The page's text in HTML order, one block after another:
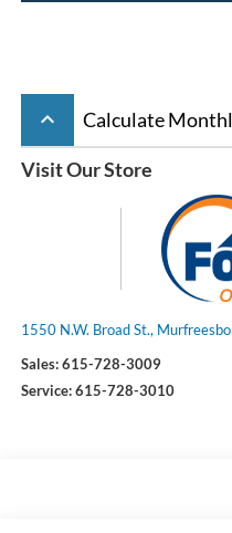
keyboard_arrow_up Calculate
Visit Our Store
1550 N.W. Broad St.,
Sales:615-728-3009
Service:615-728-3010